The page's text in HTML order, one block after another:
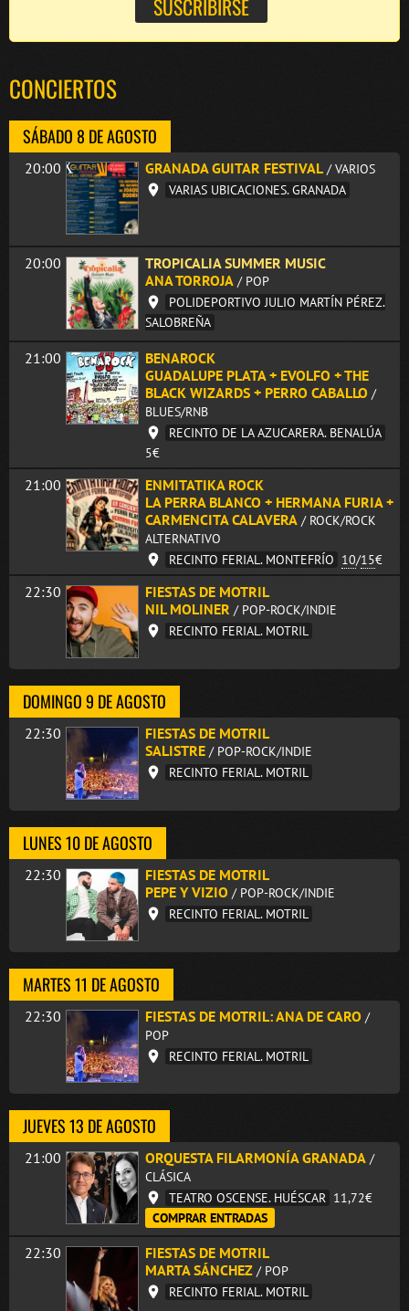
CONCIERTOS
SÁBADO 8 DE AGOSTO
20:00 GRANADA GUITAR FESTIVAL / VARIOS
VARIAS UBICACIONES. GRANADA
20:00
TROPICALIA SUMMER MUSIC
ANA TORROJA / POP
POLIDEPORTIVO JULIO MARTÍN PÉREZ.
SALOBREÑA
21:00
BENAROCK
GUADALUPE PLATA + EVOLFO + THE
BLACK WIZARDS + PERRO CABALLO /
BLUES/RNB
RECINTO DE LA AZUCARERA. BENALÚA
5€
21:00
ENMITATIKA ROCK
LA PERRA BLANCO + HERMANA FURIA +
CARMENCITA CALAVERA / ROCK/ROCK
ALTERNATIVO
RECINTO FERIAL. MONTEFRÍO 10/15€
22:30
FIESTAS DE MOTRIL
NIL MOLINER / POP-ROCK/INDIE
RECINTO FERIAL. MOTRIL
DOMINGO 9 DE AGOSTO
22:30
FIESTAS DE MOTRIL
SALISTRE / POP-ROCK/INDIE
RECINTO FERIAL. MOTRIL
LUNES 10 DE AGOSTO
22:30
FIESTAS DE MOTRIL
PEPE Y VIZIO / POP-ROCK/INDIE
RECINTO FERIAL. MOTRIL
MARTES 11 DE AGOSTO
22:30 FIESTAS DE MOTRIL: ANA DE CARO /
POP
RECINTO FERIAL. MOTRIL
JUEVES 13 DE AGOSTO
21:00 ORQUESTA FILARMONÍA GRANADA /
CLÁSICA
TEATRO OSCENSE. HUÉSCAR 11,72€
COMPRAR ENTRADAS
22:30
FIESTAS DE MOTRIL
MARTA SÁNCHEZ / POP
RECINTO FERIAL. MOTRIL